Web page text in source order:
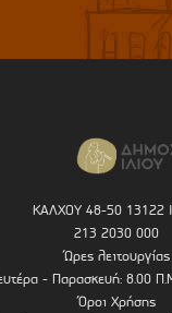
ΚΑΛΧΟΥ 48-50 13122
213 2030 000
Ώρες λειτουργίας
- Παρασκευή: 8.00
Όροι Χρήσης